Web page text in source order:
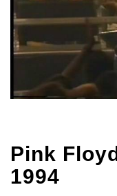
Pink
1994